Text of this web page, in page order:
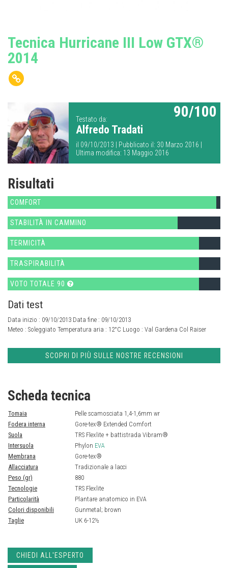
Tecnica Hurricane III Low GTX®
2014
Testato da:
Alfredo Tradati
il 09/10/2013 | Pubblicato il: 30 Marzo 2016 |
Ultima modifica: 13 Maggio 2016
90/100
Risultati
COMFORT
STABILITÀ IN CAMMINO
TERMICITÀ
TRASPIRABILITÀ
VOTO TOTALE 90
Dati test
Data inizio : 09/10/2013 Data fine : 09/10/2013
Meteo : Soleggiato Temperatura aria : 12°C Luogo : Val Gardena Col Raiser
SCOPRI DI PIÙ SULLE NOSTRE RECENSIONI
Scheda tecnica
Tomaia
Pelle scamosciata 1,4-1,6mm wr
Fodera interna
Gore-tex® Extended Comfort
Suola
TRS Flexlite + battistrada Vibram®
Intersuola
Phylon EVA
Membrana
Gore-tex®
Allacciatura
Tradizionale a lacci
Peso (gr)
880
Tecnologie
TRS Flexlite
Particolarità
Plantare anatomico in EVA
Colori disponibili
Gunmetal; brown
Taglie
UK 6-12½
CHIEDI ALL'ESPERTO